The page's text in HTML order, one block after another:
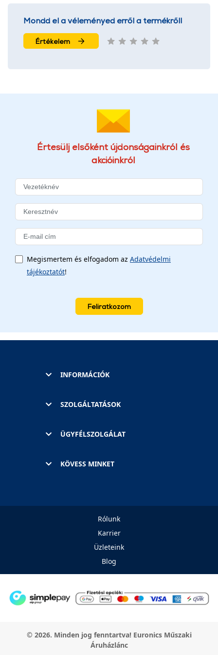
Mondd el a véleményed erről a termékről!
Értékelem
Értesülj elsőként újdonságainkról és
akcióinkról
Megismertem és elfogadom az Adatvédelmi
tájékoztatót!
Feliratkozom
INFORMÁCIÓK
SZOLGÁLTATÁSOK
ÜGYFÉLSZOLGÁLAT
KÖVESS MINKET
Rólunk
Karrier
Üzleteink
Blog
© 2026. Minden jog fenntartva! Euronics Műszaki
Áruházlánc